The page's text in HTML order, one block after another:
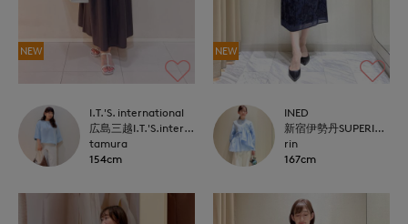
NEW
I.T.'S. international
広島三越I.T.'S.international
tamura
154cm
NEW
INED
新宿伊勢丹SUPERIOR CLOSET
rin
167cm